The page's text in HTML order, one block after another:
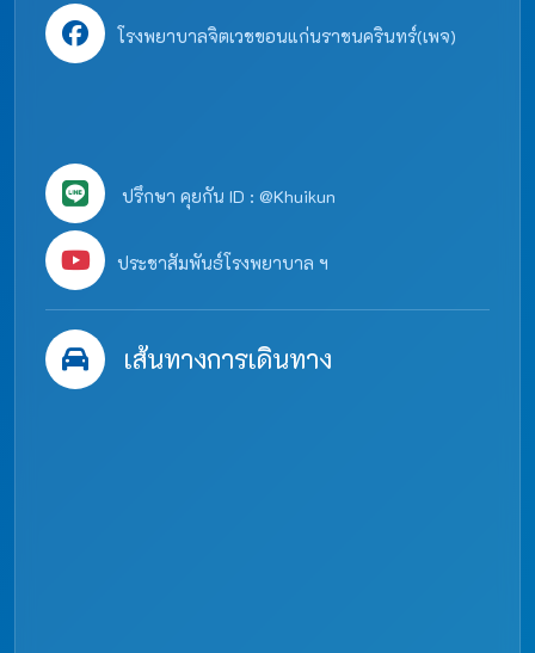
โรงพยาบาลจิตเวชขอนแก่นราชนครินทร์(เพจ)
ปรึกษา คุยกัน ID : @Khuikun
ประชาสัมพันธ์โรงพยาบาล ฯ
เส้นทางการเดินทาง